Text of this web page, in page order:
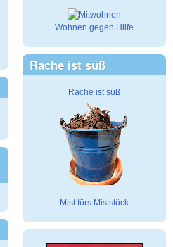
Wohnen gegen Hilfe
Rache ist süß
Rache ist süß
Mist fürs Miststück